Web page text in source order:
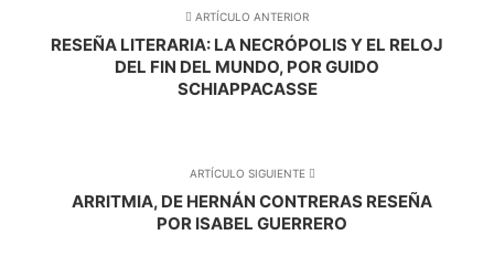
ARTÍCULO ANTERIOR
RESEÑA LITERARIA: LA NECRÓPOLIS Y EL RELOJ
DEL FIN DEL MUNDO, POR GUIDO
SCHIAPPACASSE
ARTÍCULO SIGUIENTE
ARRITMIA, DE HERNÁN CONTRERAS RESEÑA
POR ISABEL GUERRERO